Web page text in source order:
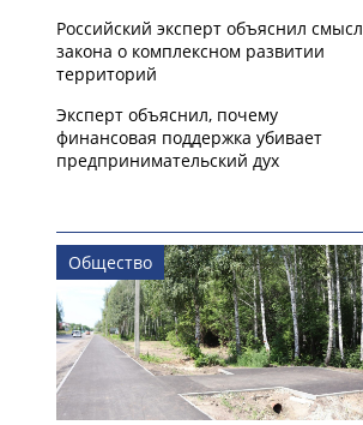
Российский эксперт объяснил смысл
закона о комплексном развитии
территорий
Эксперт объяснил, почему
финансовая поддержка убивает
предпринимательский дух
Общество